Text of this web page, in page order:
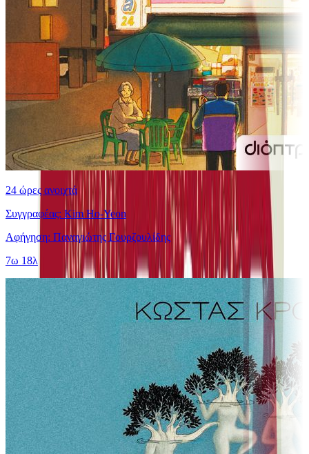
24 ώρες ανοιχτά
Συγγραφέας: Kim Ho-Yeon
Αφήγηση: Παναγιώτης Γουρζουλίδης
7ω 18λ